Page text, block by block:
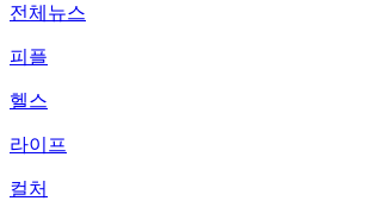
전체뉴스
피플
헬스
라이프
컬처